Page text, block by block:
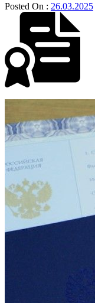
Posted On : 26.03.2025